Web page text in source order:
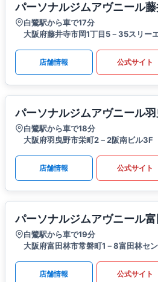
パーソナルジムアヴニール
白鷺駅から車で17分
大阪府藤井寺市岡1丁目5－35スリー
店舗情報 公式サイト
パーソナルジムアヴニール
白鷺駅から車で18分
大阪府羽曳野市栄町2－2阪南ビル3F
店舗情報 公式サイト
パーソナルジムアヴニール
白鷺駅から車で19分
大阪府富田林市常磐町1－8富田林セ
店舗情報 公式サイト